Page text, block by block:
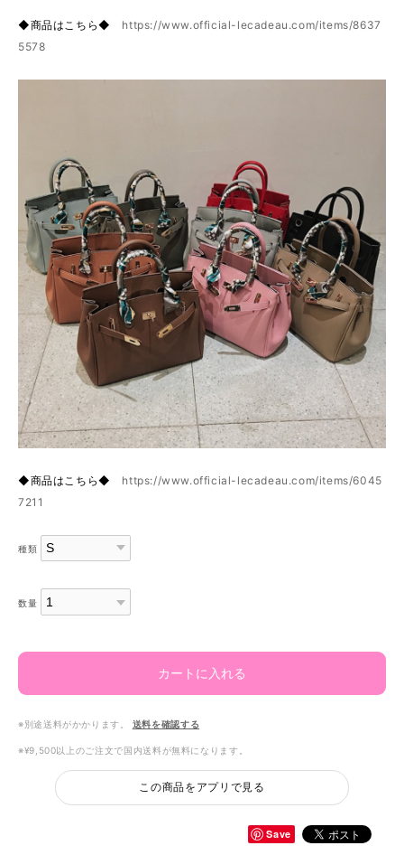
◆商品はこちら◆ https://www.official-lecadeau.com/items/8637
5578
◆商品はこちら◆ https://www.official-lecadeau.com/items/6045
7211
種類
数量
カートに入れる
※別途送料がかかります。 送料を確認する
※¥9,500以上のご注文で国内送料が無料になります。
この商品をアプリで見る
Save